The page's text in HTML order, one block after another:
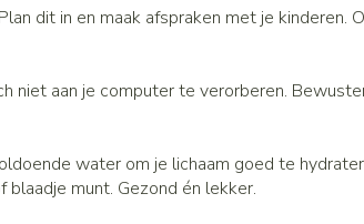
dit in en maak afspraken met je kinderen.
niet aan je computer te verorberen.
water om je lichaam goed te
munt. Gezond én lekker.